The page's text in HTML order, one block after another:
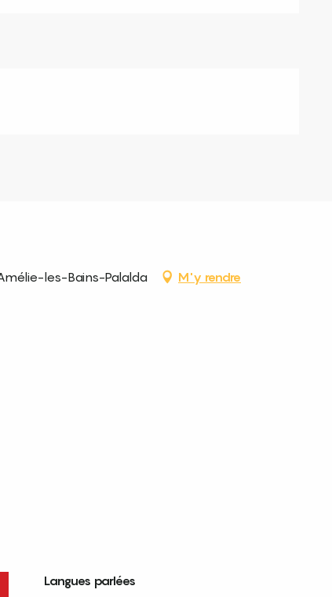
les-Bains-Palalda M'y rendre
Langues parlées
Langues parlées